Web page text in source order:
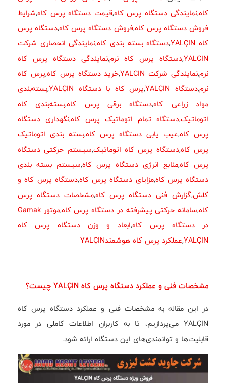
کاه,نمایندگی دستگاه پرس کاه,قیمت دستگاه پرس کاه,شرایط
فروش دستگاه پرس کاه,فروش دستگاه پرس کاه,دستگاه پرس
کاه YALÇIN
,دستگاه بسته بندی کاه,نمایندگی انحصاری شرکت
YALCIN
,دستگاه پرس کاه نرم,نمایندگی دستگاه پرس کاه
نرم,نمایندگی شرکت YALCIN ,خرید دستگاه پرس کاه,پرس کاه
نرم,دستگاه YALÇIN ,پرس کاه با دستگاه YALÇIN ,بسته‌بندی
مواد زراعی کاه,دستگاه برقی پرس کاه,بسته‌بندی کاه
اتوماتیک,دستگاه تمام اتوماتیک پرس کاه,نگهداری دستگاه
پرس کاه,عیب یابی دستگاه پرس کاه,بسته بندی اتوماتیک
پرس کاه,دستگاه پرس کاه اتوماتیک,سیستم حرکتی دستگاه
پرس کاه,منابع انرژی دستگاه پرس کاه,سیستم بسته بندی
دستگاه پرس کاه,مزایای دستگاه پرس کاه,دستگاه پرس کاه و
کلش,گزارش فنی دستگاه پرس کاه,مشخصات دستگاه پرس
کاه,سامانه حرکتی پیشرفته در دستگاه پرس کاه,
موتور Gamak
در دستگاه پرس کاه,ابعاد و وزن دستگاه پرس کاه
YALÇIN
,عملکرد پرس کاه هوشمندYALÇIN
مشخصات فنی و عملکرد دستگاه پرس کاه YALÇIN چیست؟
در این مقاله به مشخصات فنی و عملکرد دستگاه پرس کاه
YALÇIN می‌پردازیم، تا به کاربران اطلاعات کاملی در مورد
قابلیت‌ها و توانمندی‌های این دستگاه ارائه شود.